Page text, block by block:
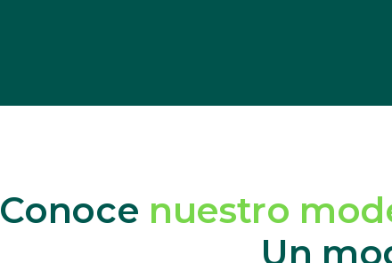
Conoce nuestro
Un